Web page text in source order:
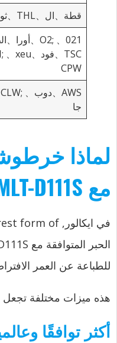
قطة、ال、THL、ثو、ths
021、
;O2、أورا、الظلام、
TSC、فود、xeu、
CPW
AWS、دوب、
جا
لماذا
مع MLT-D111S?
في ايكالور, form of
للطباعة عن العمر
هذه ميزات مختلفة تجعل
أكثر توافقًا